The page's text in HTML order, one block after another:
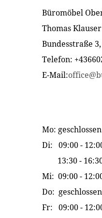
Büromöbel
Thomas Klauser
Bundesstraße
Telefon:
E-Mail:
Mo: geschlossen
Di: 09:00 -
13:30 -
Mi: 09:00 -
Do: geschlossen
Fr: 09:00 -